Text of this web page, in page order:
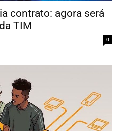
contrato: agora será
TIM
0